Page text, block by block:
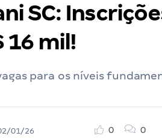
SC:
16 mil!
para os níveis
01/26
0 0